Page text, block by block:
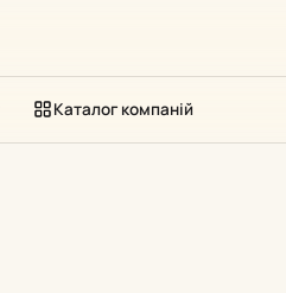
Каталог компаній